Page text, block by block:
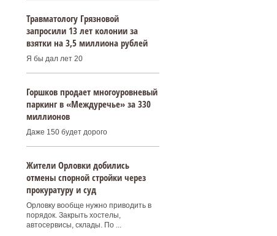
Травматологу Грязновой
запросили 13 лет колонии за
взятки на 3,5 миллиона рублей
Я бы дал лет 20
Горшков продает многоуровневый
паркинг в «Междуречье» за 330
миллионов
Даже 150 будет дорого
Жители Орловки добились
отмены спорной стройки через
прокуратуру и суд
Орловку вообще нужно приводить в
порядок. Закрыть хостелы,
автосервисы, склады. По ...